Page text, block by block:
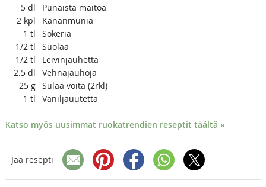
5 dl
Punaista maitoa
2 kpl
Kananmunia
1 tl
Sokeria
1/2 tl
Suolaa
1/2 tl
Leivinjauhetta
2.5 dl
Vehnäjauhoja
25 g Sulaa voita (2rkl)
1 tl Vaniljauutetta
Katso myös uusimmat ruokatrendien reseptit täältä »
Jaa resepti